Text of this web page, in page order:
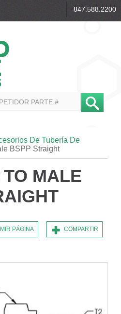
847.588.2200
De Tubería De
BSPP Straight
MALE
COMPARTIR
PÁGINA